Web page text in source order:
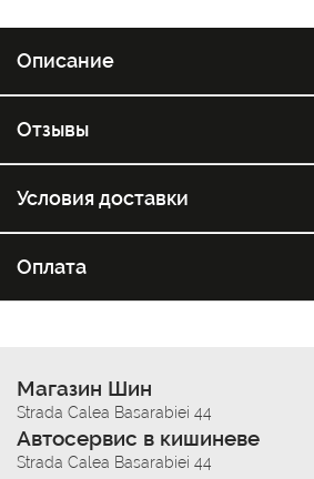
Описание
Отзывы
Условия доставки
Оплата
Магазин Шин
Strada Calea Basarabiei 44
Автосервис в кишиневе
Strada Calea Basarabiei 44